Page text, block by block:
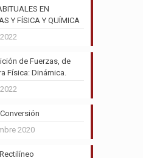
EN
Y FÍSICA Y QUÍMICA
de Fuerzas, de
Física: Dinámica.
2020